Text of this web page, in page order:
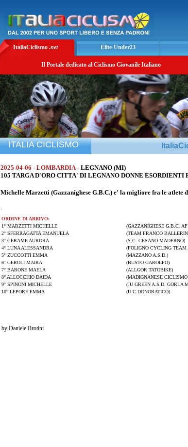
ItaliaCiclismo .net Elite-Under23
Il Portale dedicato al Ciclismo Giovanile Italiano
ITALIA CICLISMO
2025-04-06 - LOMBARDIA - LEGNANO (MI)
105 TARGA D'ORO CITTA' DI LEGNANO DONNE ESORDIENTI
Michelle Marzetti (Gazzanighese G.B.C.) e' la migliore fra le atlete
.
ORDINE DI ARRIVO:
1° MARZETTI MICHELLE
(GAZZANIGHESE G.B.C.
2° SFERRAGATTA EMANUELA
(TEAM FRANCO
3° CERAME AURORA
(S.C. CESANO MADERNO)
4° LUNA ALESSANDRA
(FOLIGNO CYCLING TEAM
5° ZUCCOTTI EMMA
(MAZZANO A.S.D.)
6° GEROLI MAIRA
(BUSTO GAROLFO)
7° BARONE MAELA
(ALLGOR TATOBIKE)
8° ALLOCCHIO DAIDA
(MADIGNANESE
9° SPINONI MICHELLE
(JU GREEN A.S.D. GORLA
10° LEPORE EMMA
(U.C.DONORATICO)
by Daniele Brotini